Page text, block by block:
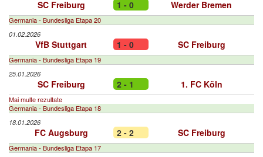
SC Freiburg 1 - 0 Werder Bremen
Germania - Bundesliga Etapa 20
01.02.2026
VfB Stuttgart 1 - 0 SC Freiburg
Germania - Bundesliga Etapa 19
25.01.2026
SC Freiburg 2 - 1 1. FC Köln
Mai multe rezultate
Germania - Bundesliga Etapa 18
18.01.2026
FC Augsburg 2 - 2 SC Freiburg
Germania - Bundesliga Etapa 17